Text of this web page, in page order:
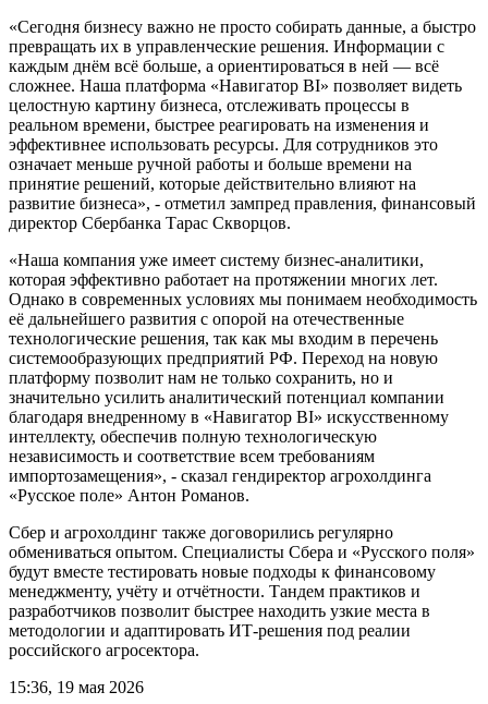
«Сегодня бизнесу важно не просто собирать данные, а быстро
превращать их в управленческие решения. Информации с
каждым днём всё больше, а ориентироваться в ней — всё
сложнее. Наша платформа «Навигатор BI» позволяет видеть
целостную картину бизнеса, отслеживать процессы в
реальном времени, быстрее реагировать на изменения и
эффективнее использовать ресурсы. Для сотрудников это
означает меньше ручной работы и больше времени на
принятие решений, которые действительно влияют на
развитие бизнеса», - отметил зампред правления, финансовый
директор Сбербанка Тарас Скворцов.
«Наша компания уже имеет систему бизнес-аналитики,
которая эффективно работает на протяжении многих лет.
Однако в современных условиях мы понимаем необходимость
её дальнейшего развития с опорой на отечественные
технологические решения, так как мы входим в перечень
системообразующих предприятий РФ. Переход на новую
платформу позволит нам не только сохранить, но и
значительно усилить аналитический потенциал компании
благодаря внедренному в «Навигатор BI» искусственному
интеллекту, обеспечив полную технологическую
независимость и соответствие всем требованиям
импортозамещения», - сказал гендиректор агрохолдинга
«Русское поле» Антон Романов.
Сбер и агрохолдинг также договорились регулярно
обмениваться опытом. Специалисты Сбера и «Русского поля»
будут вместе тестировать новые подходы к финансовому
менеджменту, учёту и отчётности. Тандем практиков и
разработчиков позволит быстрее находить узкие места в
методологии и адаптировать ИТ-решения под реалии
российского агросектора.
15:36, 19 мая 2026